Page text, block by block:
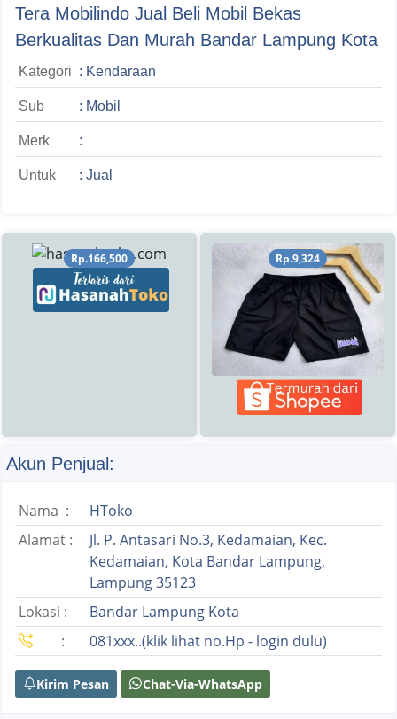
Tera Mobilindo Jual Beli Mobil Bekas
Berkualitas Dan Murah Bandar Lampung Kota
Kategori : Kendaraan
Sub : Mobil
Merk :
Untuk : Jual
Rp.166,500 Rp.9,324
Akun Penjual:
Nama :
HToko
Alamat :
Jl. P. Antasari No.3, Kedamaian, Kec.
Kedamaian, Kota Bandar Lampung,
Lampung 35123
Lokasi :
Bandar Lampung Kota
:
081xxx..(klik lihat no.Hp - login dulu)
Kirim Pesan Chat-Via-WhatsApp